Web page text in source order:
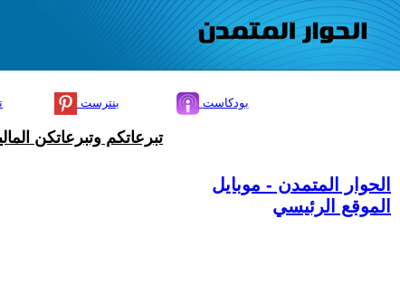
بنترست بودكاست
تبرعاتكم وتبرعاتكن
الحوار المتمدن - موبايل
الموقع الرئيسي